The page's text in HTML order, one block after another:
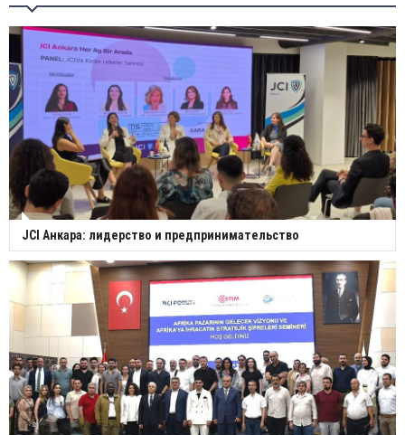
JCI Анкара: лидерство и предпринимательство